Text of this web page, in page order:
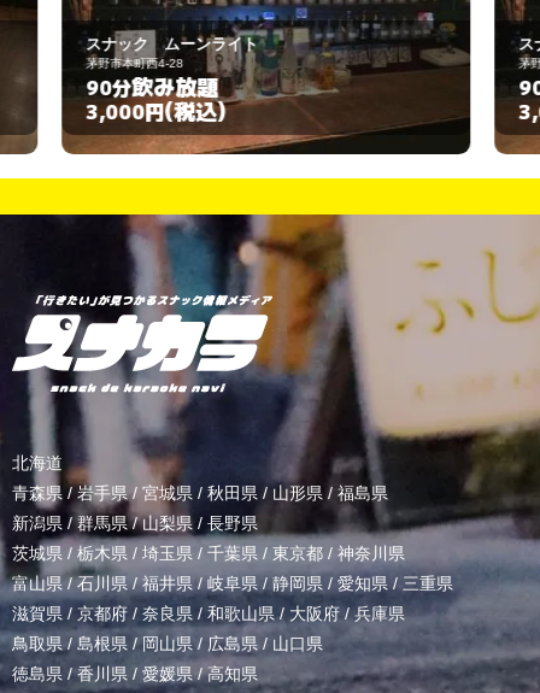
スナック ムーンライト
茅野市本町西4-28
90分飲み放題
3,000円(税込)
北海道
青森県 / 岩手県/ 宮城県 / 秋田県 / 山形県/ 福島県
新潟県 /群馬県/山梨県 / 長野県
茨城県 / 栃木県 / 埼玉県 / 千葉県 / 東京都 / 神奈川県
富山県 /石川県/福井県/岐阜県 / 静岡県 / 愛知県 / 三重県
滋賀県 / 京都府 / 奈良県 / 和歌山県/ 大阪府 /兵庫県
鳥取県/ 島根県 /岡山県/ 広島県 / 山口県
徳島県 /香川県 / 愛媛県/高知県